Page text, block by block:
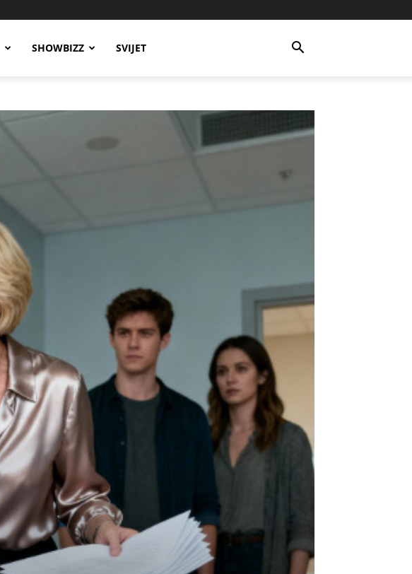
SHOWBIZZ SVIJET